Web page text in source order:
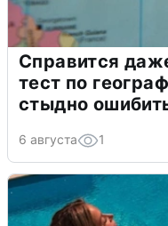
Справится
тест по
стыдно
6 августа 1